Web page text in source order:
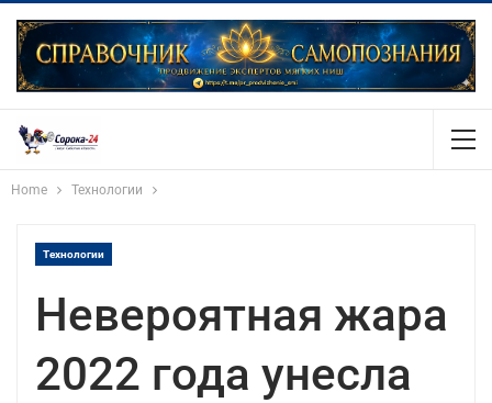
Home Технологии
Технологии
Невероятная жара
2022 года унесла